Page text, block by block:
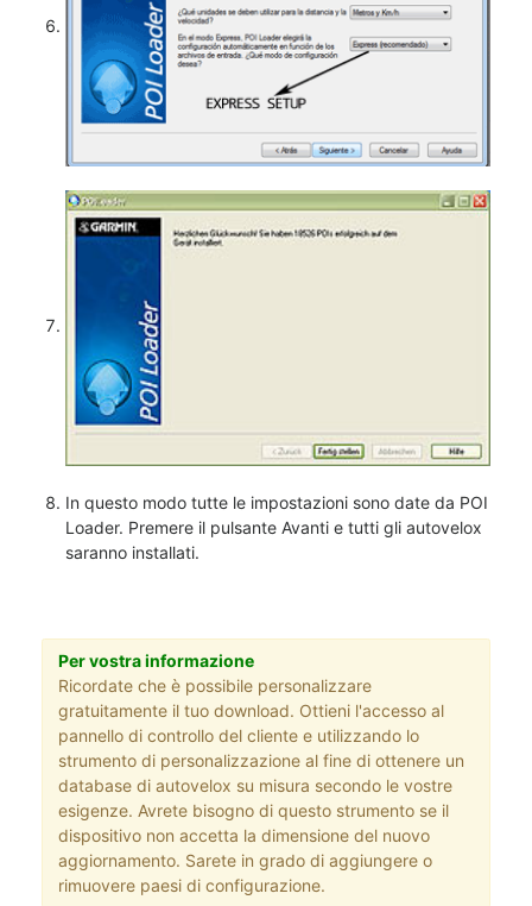
In questo modo tutte le impostazioni sono date da POI
Loader. Premere il pulsante Avanti e tutti gli autovelox
saranno installati.
Per vostra informazione
Ricordate che è possibile personalizzare
gratuitamente il tuo download. Ottieni l'accesso al
pannello di controllo del cliente e utilizzando lo
strumento di personalizzazione al fine di ottenere un
database di autovelox su misura secondo le vostre
esigenze. Avrete bisogno di questo strumento se il
dispositivo non accetta la dimensione del nuovo
aggiornamento. Sarete in grado di aggiungere o
rimuovere paesi di configurazione.